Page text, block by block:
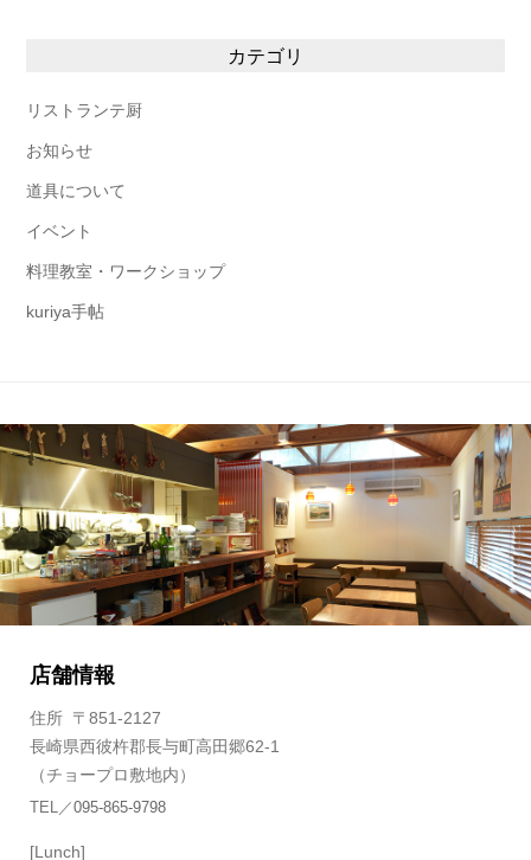
カテゴリ
リストランテ厨
お知らせ
道具について
イベント
料理教室・ワークショップ
kuriya手帖
店舗情報
住所 〒851-2127
長崎県西彼杵郡長与町高田郷62-1
（チョープロ敷地内）
TEL ／095-865-9798
[Lunch]